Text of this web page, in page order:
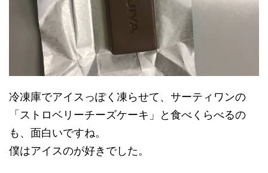
冷凍庫でアイスっぽく凍らせて、サーティワンの
「ストロベリーチーズケーキ」と食べくらべるの
も、面白いですね。
僕はアイスのが好きでした。